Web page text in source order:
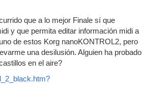
que a lo mejor Finale sí que
y que permita editar información midi a
de estos Korg nanoKONTROL2, pero
una desilusión. Alguien ha probado
en el aire?